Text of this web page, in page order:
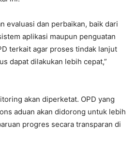
evaluasi dan perbaikan, baik dari
aplikasi maupun penguatan
terkait agar proses tindak lanjut
dapat dilakukan lebih cepat,”
akan diperketat. OPD yang
aduan akan didorong untuk lebih
progres secara transparan di